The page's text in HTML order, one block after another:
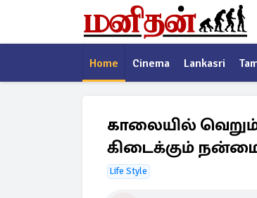
Home Cinema Lankasri
காலையில் வெறும்
கிடைக்கும்
Life Style